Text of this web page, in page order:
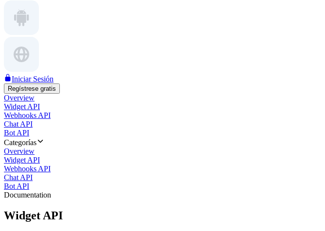
Iniciar Sesión
Regístrese gratis
Overview
Widget API
Webhooks API
Chat API
Bot API
Categorías
Overview
Widget API
Webhooks API
Chat API
Bot API
Documentation
Widget API